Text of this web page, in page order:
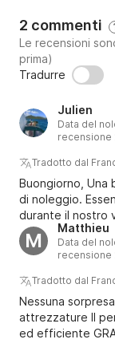
2 commenti
Le recensioni
prima)
Tradurre
Julien
Data del
recensione
Tradotto dal
Buongiorno, Una
di noleggio.
durante il nostro
problemi: -
energetico nella
perdite, quindi
piovuto: parte
discesa era
rotta la puleggia
(forza 3). Era
M
Matthieu
Data del
recensione
Tradotto dal
Nessuna
attrezzature Il
ed efficiente